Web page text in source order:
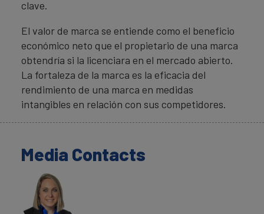
clave.
El valor de marca se entiende como el beneficio
económico neto que el propietario de una marca
obtendría si la licenciara en el mercado abierto.
La fortaleza de la marca es la eficacia del
rendimiento de una marca en medidas
intangibles en relación con sus competidores.
Media Contacts